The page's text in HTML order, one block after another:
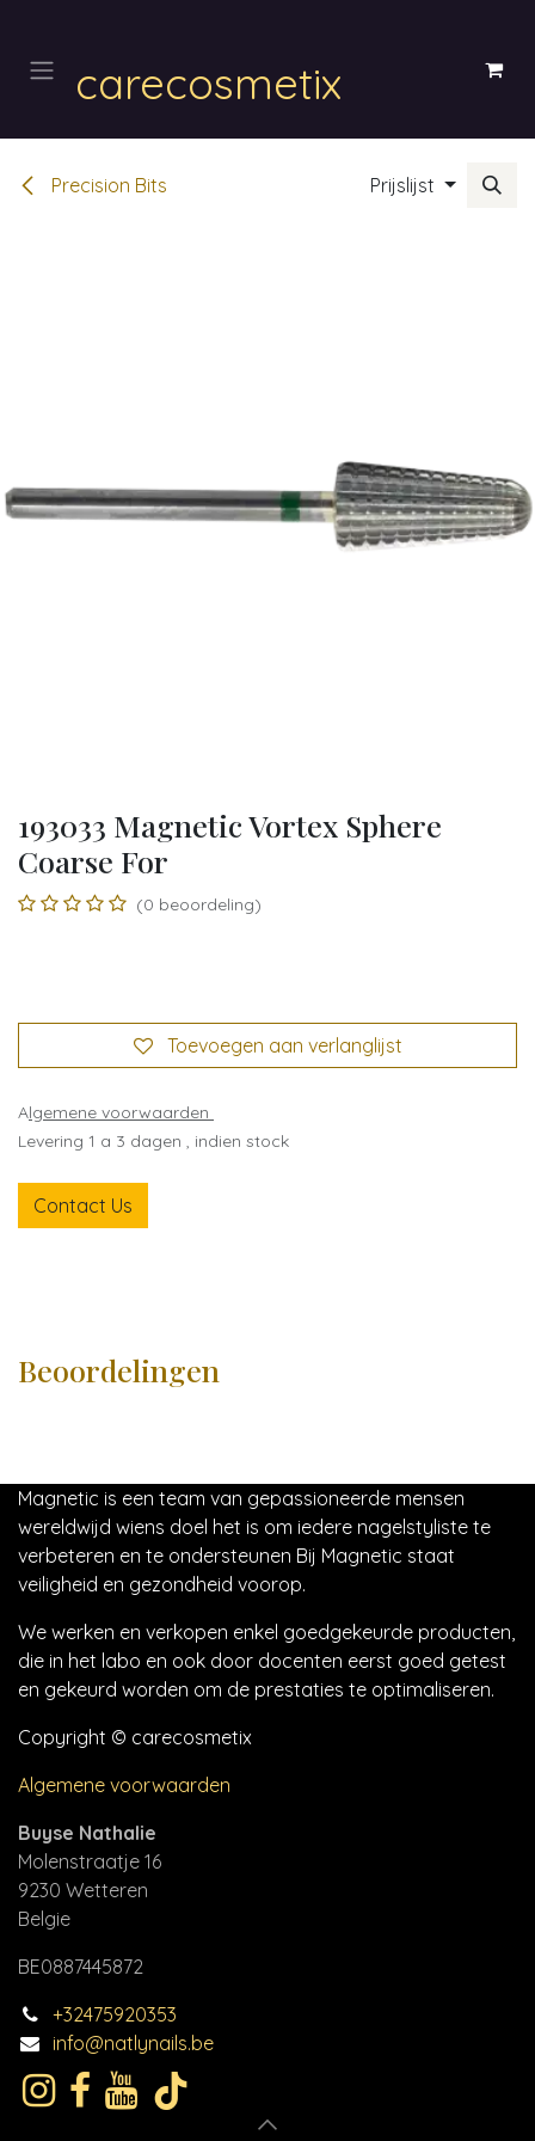
carecosmetix
Precision Bits Prijslijst
193033 Magnetic Vortex Sphere
Coarse For
(0 beoordeling)
Toevoegen aan verlanglijst
Algemene voorwaarden
Levering 1 a 3 dagen , indien stock
Contact Us
Beoordelingen
Magnetic is een team van gepassioneerde mensen
wereldwijd wiens doel het is om iedere nagelstyliste te
verbeteren en te ondersteunen Bij Magnetic staat
veiligheid en gezondheid voorop.
We werken en verkopen enkel goedgekeurde producten,
die in het labo en ook door docenten eerst goed getest
en gekeurd worden om de prestaties te optimaliseren.
Copyright © carecosmetix
Algemene voorwaarden
Buyse Nathalie
Molenstraatje 16
9230 Wetteren
Belgie
BE0887445872
+32475920353
info@natlynails.be